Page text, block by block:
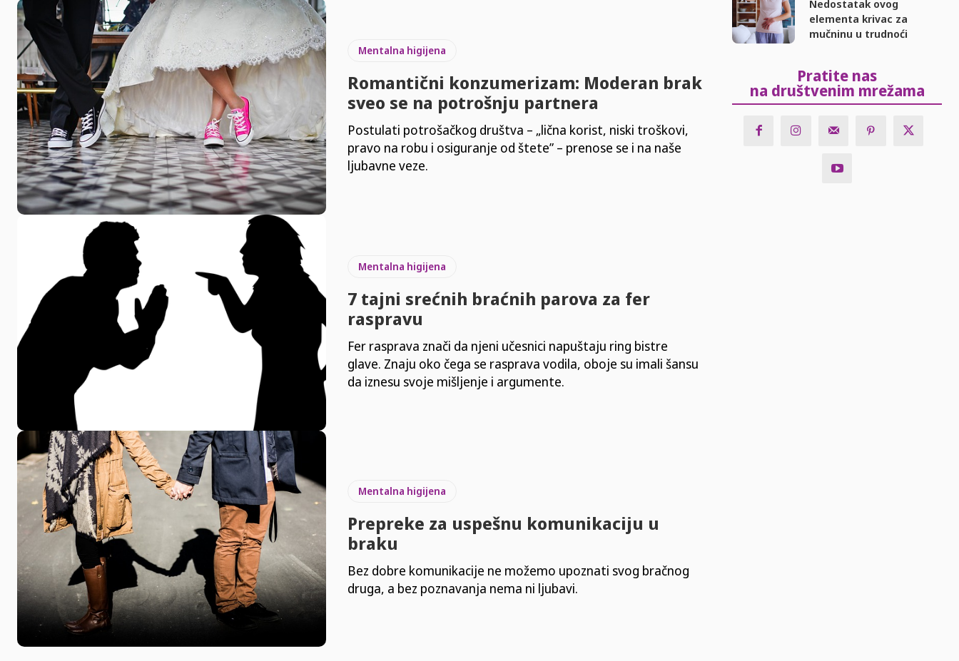
Mentalna higijena
Romantični konzumerizam: Moderan brak
sveo se na potrošnju partnera
Postulati potrošačkog društva – „lična korist, niski troškovi,
pravo na robu i osiguranje od štete” – prenose se i na naše
ljubavne veze.
Mentalna higijena
7 tajni srećnih braćnih parova za fer
raspravu
Fer rasprava znači da njeni učesnici napuštaju ring bistre
glave. Znaju oko čega se rasprava vodila, oboje su imali šansu
da iznesu svoje mišljenje i argumente.
Mentalna higijena
Prepreke za uspešnu komunikaciju u
braku
Bez dobre komunikacije ne možemo upoznati svog bračnog
druga, a bez poznavanja nema ni ljubavi.
Nedostatak ovog
elementa krivac za
mučninu u trudnoći
Pratite nas
na društvenim mrežama